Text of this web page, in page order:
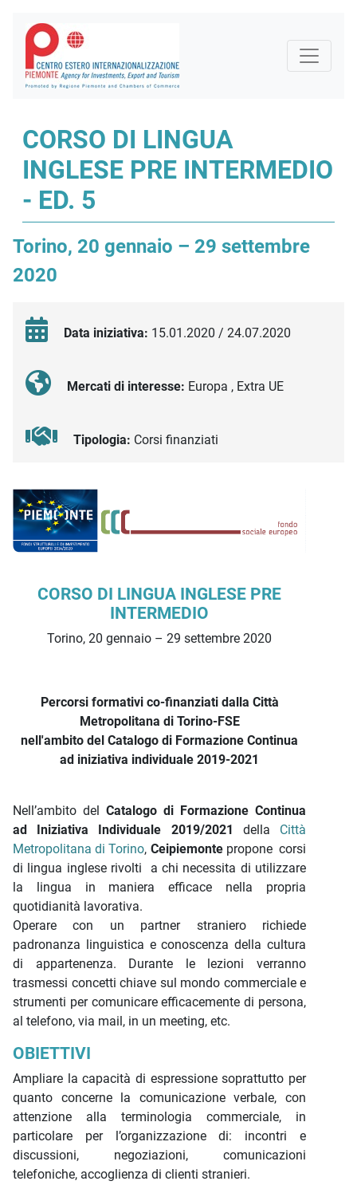
CORSO DI LINGUA
INGLESE PRE INTERMEDIO
- ED. 5
Torino, 20 gennaio – 29 settembre
2020
Data iniziativa: 15.01.2020 / 24.07.2020
Mercati di interesse: Europa , Extra UE
Tipologia: Corsi finanziati
Descrizione iniziativa
CORSO DI LINGUA INGLESE PRE
INTERMEDIO
Torino, 20 gennaio – 29 settembre 2020
Percorsi formativi co-finanziati dalla Città
Metropolitana di Torino-FSE
nell'ambito del Catalogo di Formazione Continua
ad iniziativa individuale 2019-2021
Nell’ambito del Catalogo di Formazione Continua
ad Iniziativa Individuale 2019/2021 della Città
Metropolitana di Torino, Ceipiemonte propone corsi
di lingua inglese rivolti a chi necessita di utilizzare
la lingua in maniera efficace nella propria
quotidianità lavorativa.
Operare con un partner straniero richiede
padronanza linguistica e conoscenza della cultura
di appartenenza. Durante le lezioni verranno
trasmessi concetti chiave sul mondo commerciale e
strumenti per comunicare efficacemente di persona,
al telefono, via mail, in un meeting, etc.
OBIETTIVI
Ampliare la capacità di espressione soprattutto per
quanto concerne la comunicazione verbale, con
attenzione alla terminologia commerciale, in
particolare per l’organizzazione di: incontri e
discussioni, negoziazioni, comunicazioni
telefoniche, accoglienza di clienti stranieri.